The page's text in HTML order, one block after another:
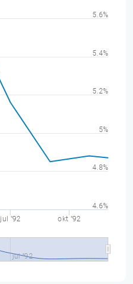
jul "92 okt "92
jul "92
4.6%
4.8%
5%
5.2%
5.4%
5.6%